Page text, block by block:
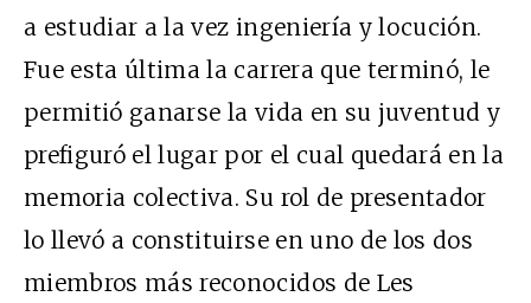
a estudiar a la vez ingeniería y locución.
Fue esta última la carrera que terminó, le
permitió ganarse la vida en su juventud y
prefiguró el lugar por el cual quedará en la
memoria colectiva. Su rol de presentador
lo llevó a constituirse en uno de los dos
miembros más reconocidos de Les